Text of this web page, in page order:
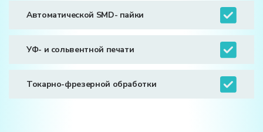
Автоматической SMD- пайки
УФ- и сольвентной печати
Токарно-фрезерной обработки